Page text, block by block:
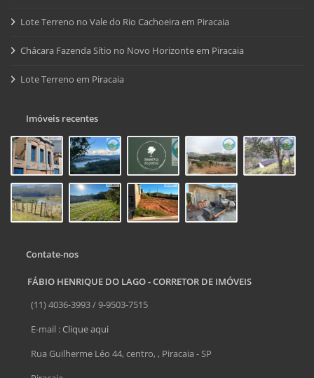
Lote Terreno no Vale do Rio Cachoeira em Piracaia
Chácara Fazenda Sítio no Novo Horizonte em Piracaia
Lote Terreno em Piracaia
Imóveis recentes
Contate-nos
FÁBIO HENRIQUE DO LAGO - CORRETOR DE IMÓVEIS
(11) 4036-3993 / 9-9503-7515
E-mail :Clique aqui
Rua Guilherme Léo 44, centro, , Piracaia - SP